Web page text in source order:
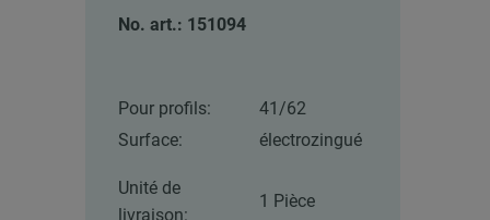
No. art.: 151094
Pour profils:
41/62
Surface:
électrozingué
Unité de
livraison:
1 Pièce